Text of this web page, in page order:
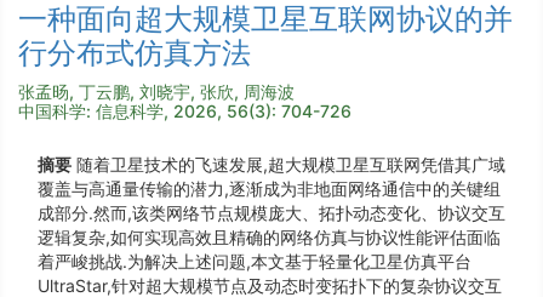
一种面向超大规模卫星互联网协议的并
行分布式仿真方法
张孟旸, 丁云鹏, 刘晓宇, 张欣, 周海波
中国科学: 信息科学, 2026, 56(3): 704-726
摘要 随着卫星技术的飞速发展,超大规模卫星互联网凭借其广域
覆盖与高通量传输的潜力,逐渐成为非地面网络通信中的关键组
成部分.然而,该类网络节点规模庞大、拓扑动态变化、协议交互
逻辑复杂,如何实现高效且精确的网络仿真与协议性能评估面临
着严峻挑战.为解决上述问题,本文基于轻量化卫星仿真平台
UltraStar,针对超大规模节点及动态时变拓扑下的复杂协议交互